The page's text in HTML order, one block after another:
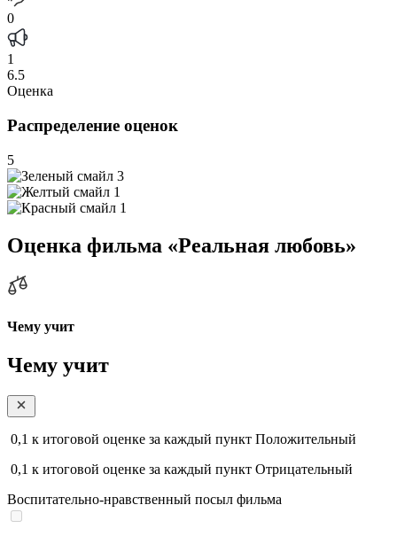
0
1
6.5
Оценка
Распределение оценок
5
3
1
1
Оценка фильма «Реальная любовь»
Чему учит
Чему учит
0,1 к итоговой оценке за каждый пункт Положительный
0,1 к итоговой оценке за каждый пункт Отрицательный
Воспитательно-нравственный посыл фильма